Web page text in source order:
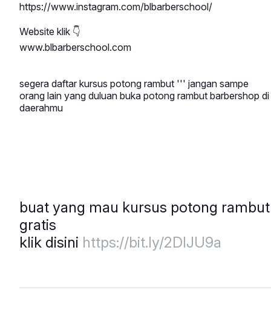
https://www.instagram.com/blbarberschool/
Website klik 👇
www.blbarberschool.com
segera daftar kursus potong rambut ''' jangan sampe
orang lain yang duluan buka potong rambut barbershop di
daerahmu
buat yang mau kursus potong rambut
gratis
klik disini https://bit.ly/2DIJU9a